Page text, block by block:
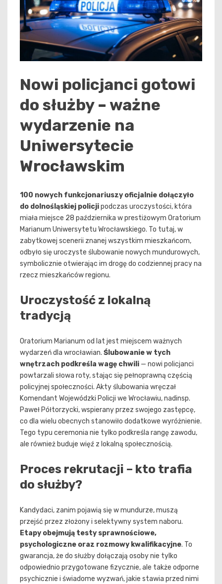
Nowi policjanci gotowi
do służby – ważne
wydarzenie na
Uniwersytecie
Wrocławskim
100 nowych funkcjonariuszy oficjalnie dołączyło
do dolnośląskiej policjipodczas uroczystości, która
miała miejsce 28 października w prestiżowym Oratorium
Marianum Uniwersytetu Wrocławskiego. To tutaj, w
zabytkowej scenerii znanej wszystkim mieszkańcom,
odbyło się uroczyste ślubowanie nowych mundurowych,
symbolicznie otwierając im drogę do codziennej pracy na
rzecz mieszkańców regionu.
Uroczystość z lokalną
tradycją
Oratorium Marianum od lat jest miejscem ważnych
wydarzeń dla wrocławian. Ślubowanie w tych
wnętrzach podkreśla wagę chwili — nowi policjanci
powtarzali słowa roty, stając się pełnoprawną częścią
policyjnej społeczności. Akty ślubowania wręczał
Komendant Wojewódzki Policji we Wrocławiu, nadinsp.
Paweł Półtorzycki, wspierany przez swojego zastępcę,
co dla wielu obecnych stanowiło dodatkowe wyróżnienie.
Tego typu ceremonia nie tylko podkreśla rangę zawodu,
ale również buduje więź z lokalną społecznością.
Proces rekrutacji – kto trafia
do służby?
Kandydaci, zanim pojawią się w mundurze, muszą
przejść przez złożony i selektywny system naboru.
Etapy obejmują testy sprawnościowe,
psychologiczne oraz rozmowy kwalifikacyjne. To
gwarancja, że do służby dołączają osoby nie tylko
odpowiednio przygotowane fizycznie, ale także odporne
psychicznie i świadome wyzwań, jakie stawia przed nimi